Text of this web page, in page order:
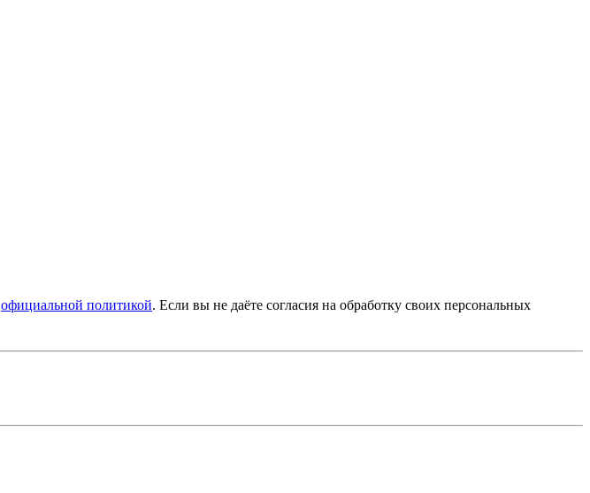
официальной политикой. Если вы не даёте согласия на обработку своих персональных